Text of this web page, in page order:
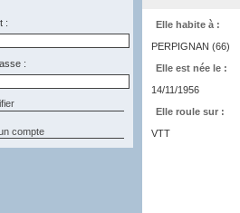
:
:
compte
Elle habite à :
PERPIGNAN (66)
Elle est née le :
14/11/1956
Elle roule sur :
VTT